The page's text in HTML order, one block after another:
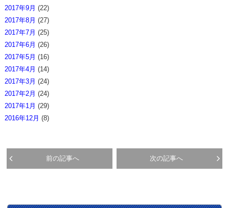
2017年9月 (22)
2017年8月 (27)
2017年7月 (25)
2017年6月 (26)
2017年5月 (16)
2017年4月 (14)
2017年3月 (24)
2017年2月 (24)
2017年1月 (29)
2016年12月 (8)
前の記事へ 次の記事へ